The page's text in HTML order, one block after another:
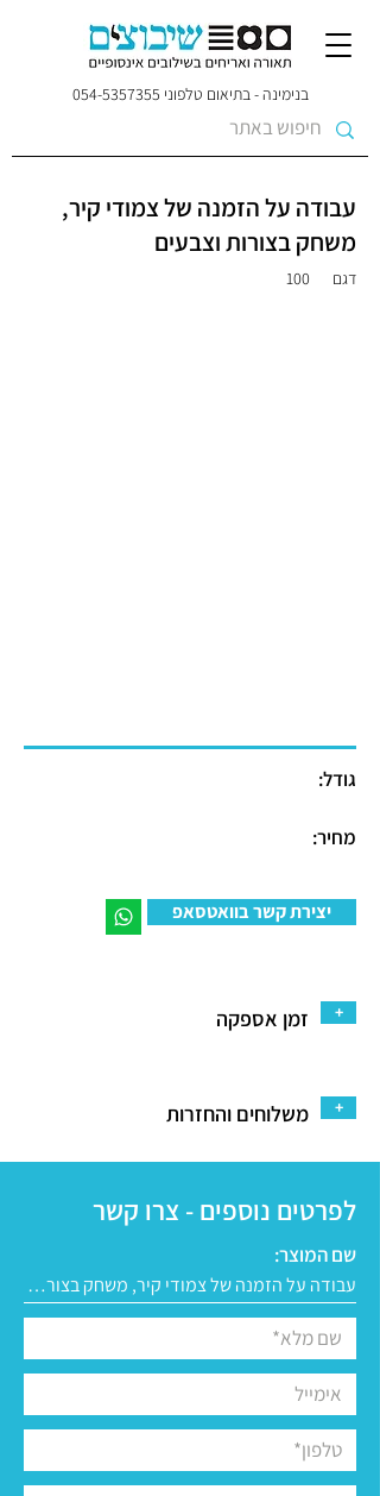
בנימינה - בתיאום טלפוני 054-5357355
עבודה על הזמנה של צמודי קיר,
משחק בצורות וצבעים
דגם 100
גודל:
מחיר:
יצירת קשר בוואטסאפ
זמן אספקה +
משלוחים והחזרות +
לפרטים נוספים - צרו קשר
שם המוצר: